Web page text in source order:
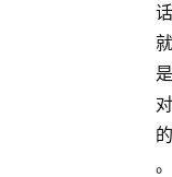
话
就
是
对
的
。